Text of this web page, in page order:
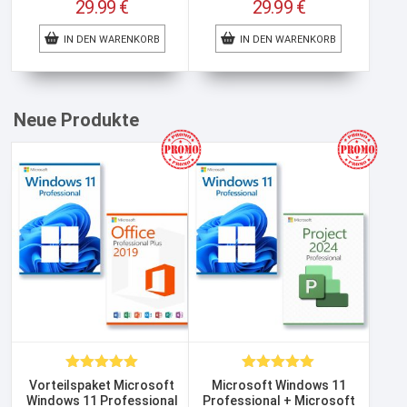
Ursprünglicher
war:
99.99 €
29.99 €
Aktueller
Preis
ist:
29.99 €.
IN DEN WARENKORB
Ursprünglicher
war:
99.99 €
29.99 €
Aktueller
Preis
ist:
29.99 €.
IN DEN WARENKORB
Neue Produkte
Bewertet
mit4.98
Vorteilspaket Microsoft
Windows 11 Professional
Bewertet
mit5.00
Microsoft Windows 11
Professional + Microsoft